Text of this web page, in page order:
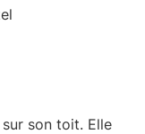
sur son toit. Elle